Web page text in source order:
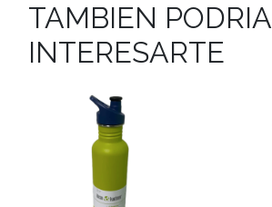
TAMBIEN PODRIA
INTERESARTE